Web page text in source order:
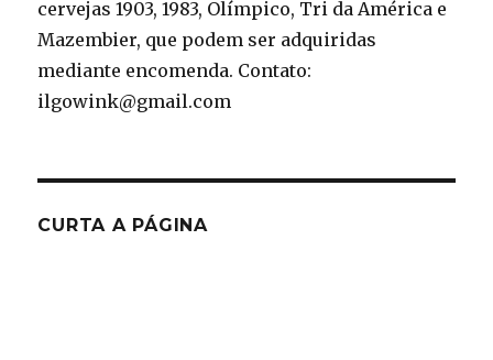
cervejas 1903, 1983, Olímpico, Tri da América e
Mazembier, que podem ser adquiridas
mediante encomenda. Contato:
ilgowink@gmail.com
CURTA A PÁGINA